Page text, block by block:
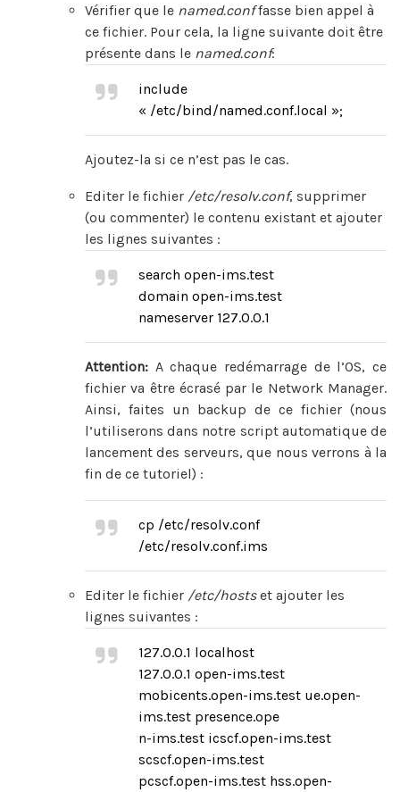
Vérifier que le named.conffasse bien appel à
ce fichier. Pour cela, la ligne suivante doit être
présente dans le named.conf:
include
« /etc/bind/named.conf.local »;
Ajoutez-la si ce n’est pas le cas.
Editer le fichier /etc/resolv.conf, supprimer
(ou commenter) le contenu existant et ajouter
les lignes suivantes :
search open-ims.test
domain open-ims.test
nameserver 127.0.0.1
Attention: A chaque redémarrage de l’OS, ce
fichier va être écrasé par le Network Manager.
Ainsi, faites un backup de ce fichier (nous
l’utiliserons dans notre script automatique de
lancement des serveurs, que nous verrons à la
fin de ce tutoriel) :
cp /etc/resolv.conf
/etc/resolv.conf.ims
Editer le fichier /etc/hostset ajouter les
lignes suivantes :
127.0.0.1 localhost
127.0.0.1 open-ims.test
mobicents.open-ims.test ue.open-
ims.test presence.ope
n-ims.test icscf.open-ims.test
scscf.open-ims.test
pcscf.open-ims.test hss.open-